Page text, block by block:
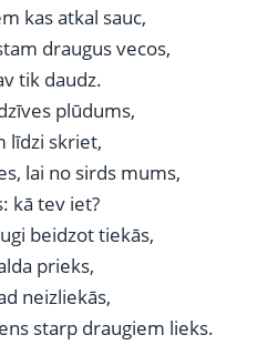
kas atkal sauc,
draugus vecos,
tik daudz.
plūdums,
līdzi skriet,
lai no sirds mums,
kā tev iet?
beidzot tiekās,
prieks,
neizliekās,
starp draugiem lieks.